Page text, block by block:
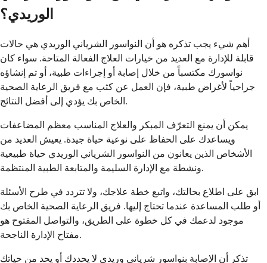
الوريدي؟
أهم شيء يجب تذكره هو أن النواسور الشرياني الوريدي هي حالات
قابلة للإدارة مع العديد من خيارات العلاج الفعالة المتاحة. سواء كان
نواسورك مكتسباً من خلال إصابة أو إجراءات طبية، أو تم إنشاؤه
جراحياً لأغراض طبية، فإن العمل عن كثب مع فريق الرعاية الصحية
الخاص بك يؤدي إلى أفضل النتائج.
يمكن أن يمنع التعرّف المبكر والعلاج المناسب معظم المضاعفات
ويساعدك على الحفاظ على نوعية حياة جيدة. يعيش العديد من
الأشخاص الذين يعانون من النواسور الشرياني الوريدي حياة طبيعية
ونشطة مع الإدارة السليمة والمتابعة الطبية المنتظمة.
ابق على اطلاع بحالتك، واتبع خطة علاجك، ولا تتردد في طرح الأسئلة
أو طلب المساعدة عندما تحتاج إليها. فريق الرعاية الصحية الخاص بك
موجود لدعمك في كل خطوة على الطريق، والتواصل المفتوح هو
مفتاح الإدارة الناجحة.
تذكر أن الإصابة بنواسور شرياني وريدي لا يحددك أو يحد من حياتك